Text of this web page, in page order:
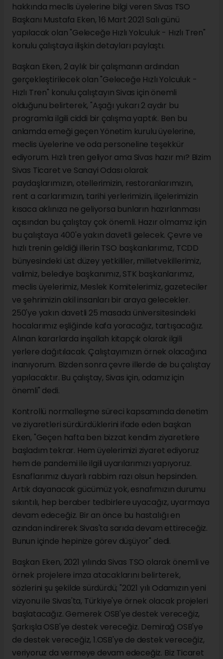
hakkında meclis üyelerine bilgi veren Sivas TSO
Başkanı Mustafa Eken, 16 Mart 2021 Salı günü
yapılacak olan "Geleceğe Hızlı Yolculuk - Hızlı Tren"
konulu çalıştaya ilişkin detayları paylaştı.
Başkan Eken, 2 aylık bir çalışmanın ardından
gerçekleştirilecek olan "Geleceğe Hızlı Yolculuk -
Hızlı Tren" konulu çalıştayın Sivas için önemli
olduğunu belirterek, "Aşağı yukarı 2 aydır bu
programla ilgili ciddi bir çalışma yaptık. Ben bu
anlamda emeği geçen Yönetim kurulu üyelerine,
meclis üyelerine ve oda personeline teşekkür
ediyorum. Hızlı tren geliyor ama Sivas hazır mı? Bizim
Sivas Ticaret ve Sanayi Odası olarak
paydaşlarımızın, otellerimizin, restoranlarımızın,
rent a carlarımızın, tarihi yerlerimizin, ilçelerimizin
kısaca aklınıza ne geliyorsa bunların hazırlanması
açısından bu çalıştay çok önemli. Hazır olmamız için
bu çalıştaya 400'e yakın davetli gelecek. Çevre ve
hızlı trenin geldiği illerin TSO başkanlarımız, TCDD
bünyesindeki üst düzey yetkililer, milletvekillerimiz,
valimiz, belediye başkanımız, STK başkanlarımız,
meclis üyelerimiz, Meslek Komitelerimiz, gazeteciler
ve şehrimizin akil insanları bir araya gelecekler.
250'ye yakın davetli 25 masada üniversitesindeki
hocalarımız eşliğinde kafa yoracağız, tartışacağız.
Alınan kararlarda inşallah kitapçık olarak ilgili
yerlere dağıtılacak. Çalıştayımızın örnek olacağına
inanıyorum. Bizden sonra çevre illerde de bu çalıştay
yapılacaktır. Bu çalıştay, Sivas için, odamız için
önemli" dedi.
Kontrollü normalleşme süreci kapsamında denetim
ve ziyaretleri sürdürdüklerini ifade eden başkan
Eken, "Geçen hafta ben bizzat kendim ziyaretlere
başladım tekrar. Hem üyelerimizi ziyaret ediyoruz
hem de pandemi ile ilgili uyarılarımızı yapıyoruz.
Esnaflarımız duyarlı rabbim razı olsun hepsinden.
Artık dayanacak gücümüz yok, esnafımızın durumu
sıkıntılı, hep beraber tedbirlere uyacağız, uyarmaya
devam edeceğiz. Bir an önce bu hastalığı en
azından indirerek Sivas'ta sarıda devam ettireceğiz.
Bunun içinde hepinize görev düşüyor" dedi.
Başkan Eken, 2021 yılında Sivas TSO olarak önemli ve
örnek projelere imza atacaklarını belirterek,
sözlerini şu şekilde sürdürdü; "2021 yılı Odamızın yeni
vizyonu ile Sivas'ta, Türkiye'ye örnek olacak projeleri
başlatacağız. Gemerek OSB'ye destek vereceğiz,
Şarkışla OSB'ye destek vereceğiz. Demirağ OSB'ye
de destek vereceğiz, 1.OSB'ye de destek vereceğiz,
veriyoruz da vermeye devam edeceğiz. Biz Ticaret